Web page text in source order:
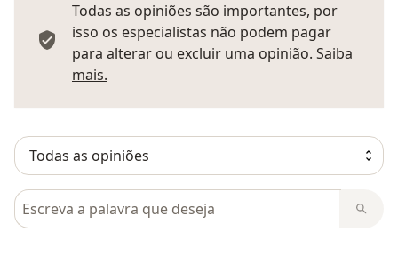
Todas as opiniões são importantes, por
isso os especialistas não podem pagar
para alterar ou excluir uma opinião. Saiba
mais.
Pesquisar em opiniões